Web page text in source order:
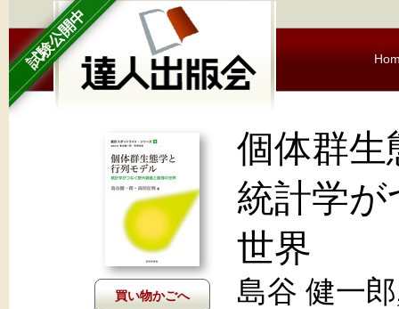
試験公開中
個体群生
統計学
世界
島谷 健一